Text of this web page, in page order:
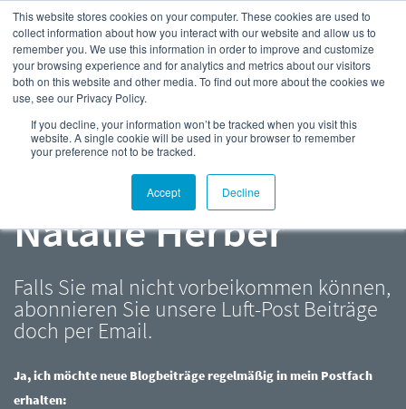
This website stores cookies on your computer. These cookies are used to
collect information about how you interact with our website and allow us to
remember you. We use this information in order to improve and customize
your browsing experience and for analytics and metrics about our visitors
both on this website and other media. To find out more about the cookies we
use, see our Privacy Policy.
If you decline, your information won’t be tracked when you visit this
website. A single cookie will be used in your browser to remember
your preference not to be tracked.
Accept Decline
Kompressor- und
Druckluft-Blog |
Natalie Herber
Falls Sie mal nicht vorbeikommen können,
abonnieren Sie unsere Luft-Post Beiträge
doch per Email.
Ja, ich möchte neue Blogbeiträge regelmäßig in mein Postfach
erhalten: